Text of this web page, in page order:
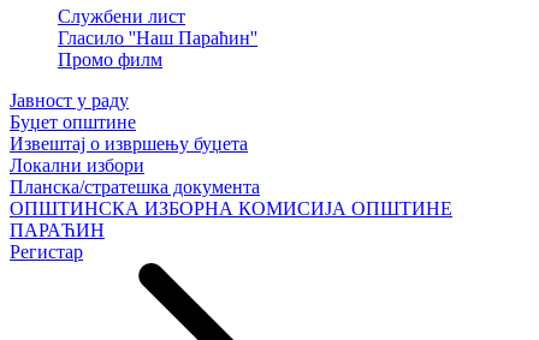
Службени лист
Гласило ''Наш Параћин''
Промо филм
Јавност у раду
Буџет општине
Извештај о извршењу буџета
Локални избори
Планска/стратешка документа
ОПШТИНСКА ИЗБОРНА КОМИСИЈА ОПШТИНЕ
ПАРАЋИН
Регистар